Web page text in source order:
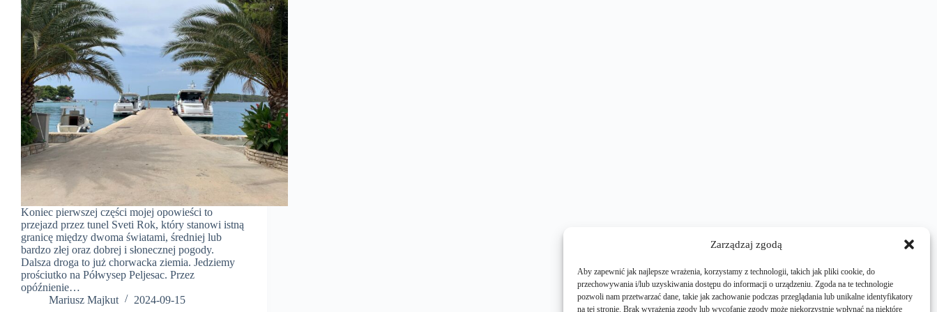
Zarządzaj zgodą
Aby zapewnić jak najlepsze wrażenia, korzystamy z technologii, takich jak pliki cookie, do
przechowywania i/lub uzyskiwania dostępu do informacji o urządzeniu. Zgoda na te technologie
pozwoli nam przetwarzać dane, takie jak zachowanie podczas przeglądania lub unikalne identyfikatory
na tej stronie. Brak wyrażenia zgody lub wycofanie zgody może niekorzystnie wpłynąć na niektóre
Koniec pierwszej części mojej opowieści to
przejazd przez tunel Sveti Rok, który stanowi istną
granicę między dwoma światami, średniej lub
bardzo złej oraz dobrej i słonecznej pogody.
Dalsza droga to już chorwacka ziemia. Jedziemy
prościutko na Półwysep Peljesac. Przez
opóźnienie…
Mariusz Majkut
2024-09-15